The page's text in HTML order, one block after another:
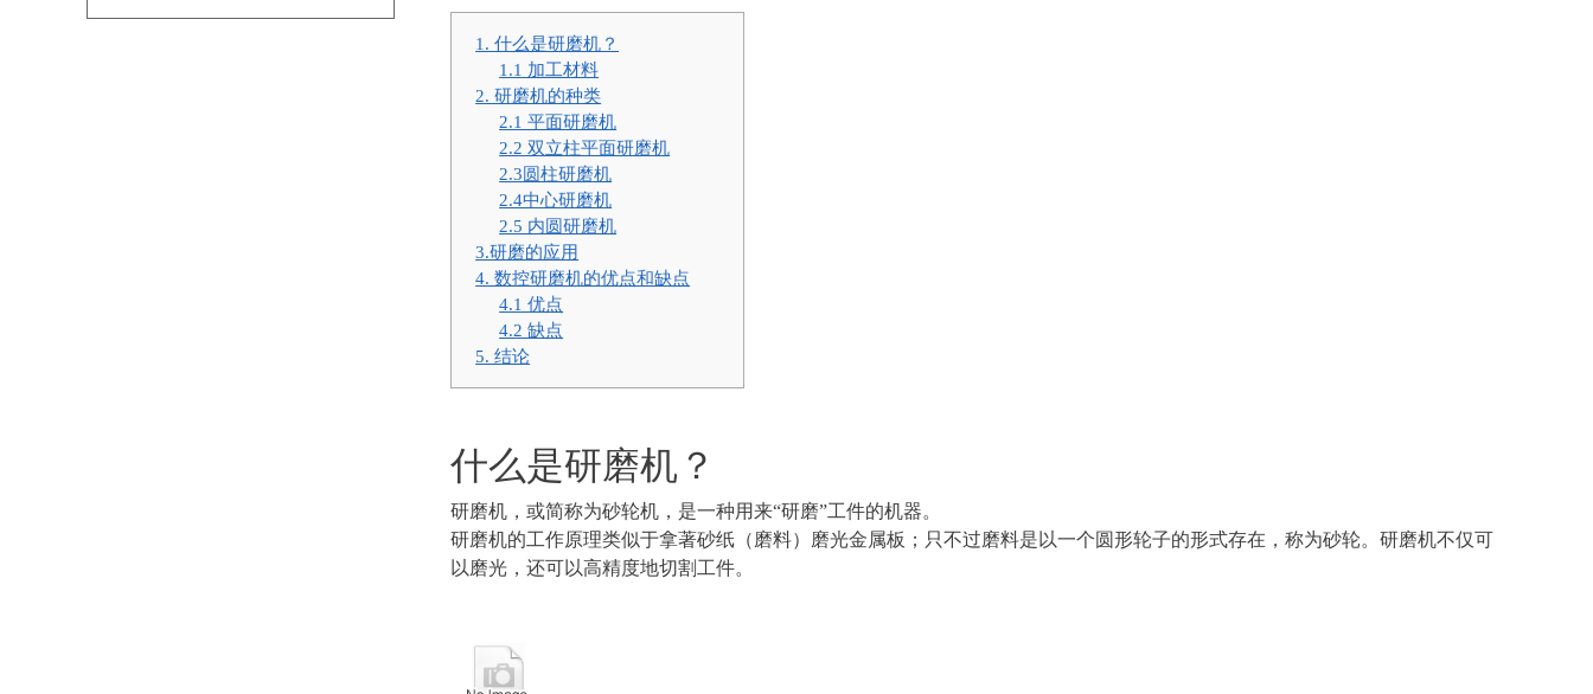
1. 什么是研磨机？
1.1 加工材料
2. 研磨机的种类
2.1 平面研磨机
2.2 双立柱平面研磨机
2.3圆柱研磨机
2.4中心研磨机
2.5 内圆研磨机
3.研磨的应用
4. 数控研磨机的优点和缺点
4.1 优点
4.2 缺点
5. 结论
什么是研磨机？
研磨机，或简称为砂轮机，是一种用来“研磨”工件的机器。
研磨机的工作原理类似于拿著砂纸（磨料）磨光金属板；只不过磨料是以一个圆形轮子的形式存在，称为砂轮。研磨机不仅可
以磨光，还可以高精度地切割工件。